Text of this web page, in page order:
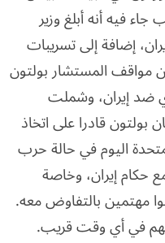
فيه أنه أبلغ وزير
إضافة إلى تسريبات
مواقف المستشار بولتون
ضد إيران، وشملت
بولتون قادرا على اتخاذ
اليوم في حالة حرب
حكام إيران، وخاصة
مهتمين بالتفاوض معه.
في أي وقت قريب.